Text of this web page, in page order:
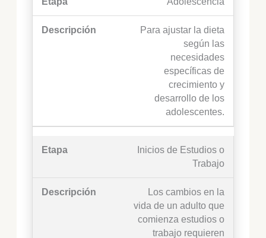
Para ajustar la dieta
según las
necesidades
específicas de
crecimiento y
desarrollo de los
adolescentes.
Inicios de Estudios o
Trabajo
Los cambios en la
vida de un adulto que
comienza estudios o
trabajo requieren